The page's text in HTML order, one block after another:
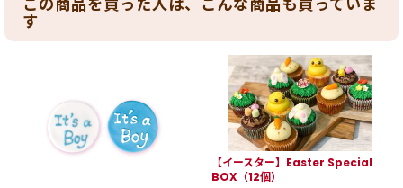
この商品を買った人は、こんな商品も買っていま
す
【イースター】Easter Special
BOX（12個）